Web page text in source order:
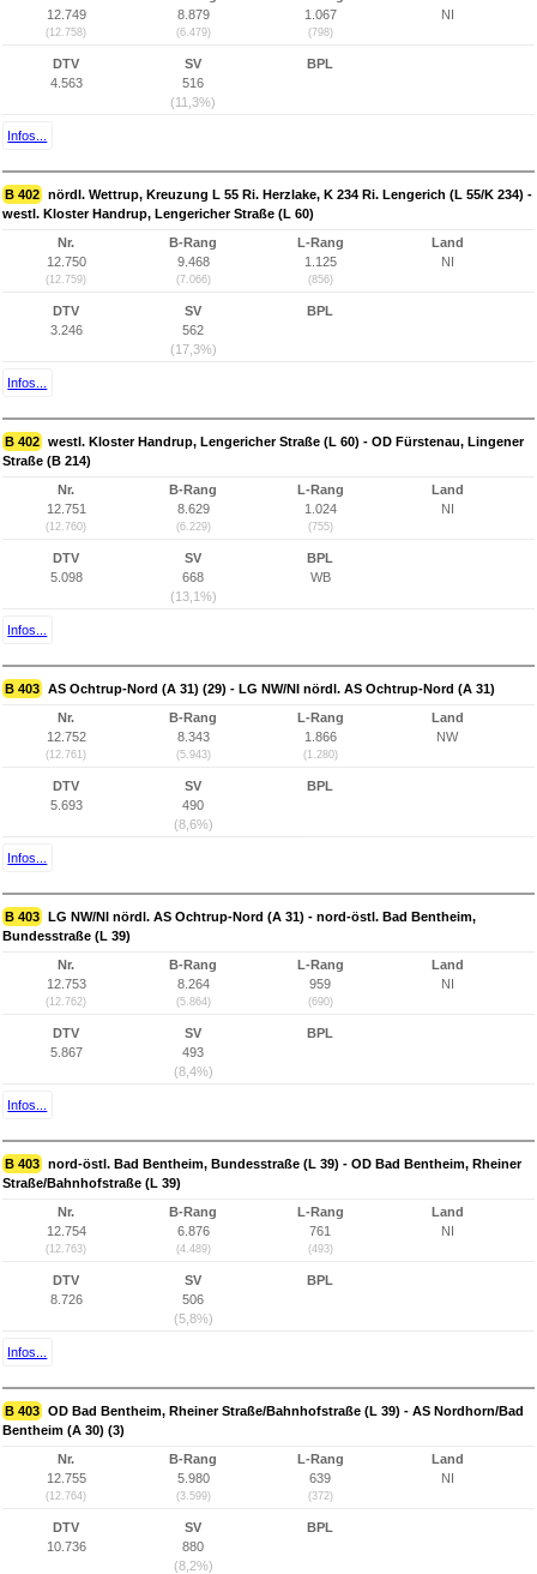
12.749
(12.758)
8.879
(6.479)
1.067
(798)
NI
DTV
4.563
SV
516
(11,3%)
BPL
Infos...
B 402 nördl. Wettrup, Kreuzung L 55 Ri. Herzlake, K 234 Ri. Lengerich (L 55/K 234) -
westl. Kloster Handrup, Lengericher Straße (L 60)
Nr.
12.750
(12.759)
B-Rang
9.468
(7.066)
L-Rang
1.125
(856)
Land
NI
DTV
3.246
SV
562
(17,3%)
BPL
Infos...
B 402 westl. Kloster Handrup, Lengericher Straße (L 60) - OD Fürstenau, Lingener
Straße (B 214)
Nr.
12.751
(12.760)
B-Rang
8.629
(6.229)
L-Rang
1.024
(755)
Land
NI
DTV
5.098
SV
668
(13,1%)
BPL
WB
Infos...
B 403 AS Ochtrup-Nord (A 31) (29) - LG NW/NI nördl. AS Ochtrup-Nord (A 31)
Nr.
12.752
(12.761)
B-Rang
8.343
(5.943)
L-Rang
1.866
(1.280)
Land
NW
DTV
5.693
SV
490
(8,6%)
BPL
Infos...
B 403 LG NW/NI nördl. AS Ochtrup-Nord (A 31) - nord-östl. Bad Bentheim,
Bundesstraße (L 39)
Nr.
12.753
(12.762)
B-Rang
8.264
(5.864)
L-Rang
959
(690)
Land
NI
DTV
5.867
SV
493
(8,4%)
BPL
Infos...
B 403 nord-östl. Bad Bentheim, Bundesstraße (L 39) - OD Bad Bentheim, Rheiner
Straße/Bahnhofstraße (L 39)
Nr.
12.754
(12.763)
B-Rang
6.876
(4.489)
L-Rang
761
(493)
Land
NI
DTV
8.726
SV
506
(5,8%)
BPL
Infos...
B 403 OD Bad Bentheim, Rheiner Straße/Bahnhofstraße (L 39) - AS Nordhorn/Bad
Bentheim (A 30) (3)
Nr.
12.755
(12.764)
B-Rang
5.980
(3.599)
L-Rang
639
(372)
Land
NI
DTV
10.736
SV
880
(8,2%)
BPL